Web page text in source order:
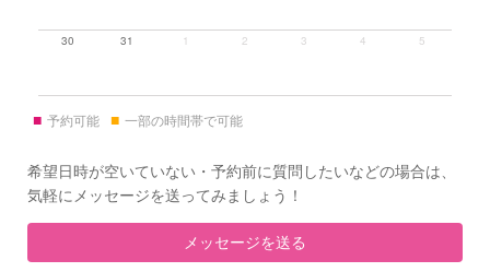
30 31 1 2 3 4 5
■ 予約可能 ■ 一部の時間帯で可能
希望日時が空いていない・予約前に質問したいなどの場合は、
気軽にメッセージを送ってみましょう！
メッセージを送る